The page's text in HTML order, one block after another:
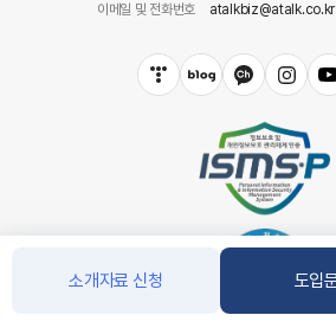
소개자료 신청 도입
이메일 및 전화번호